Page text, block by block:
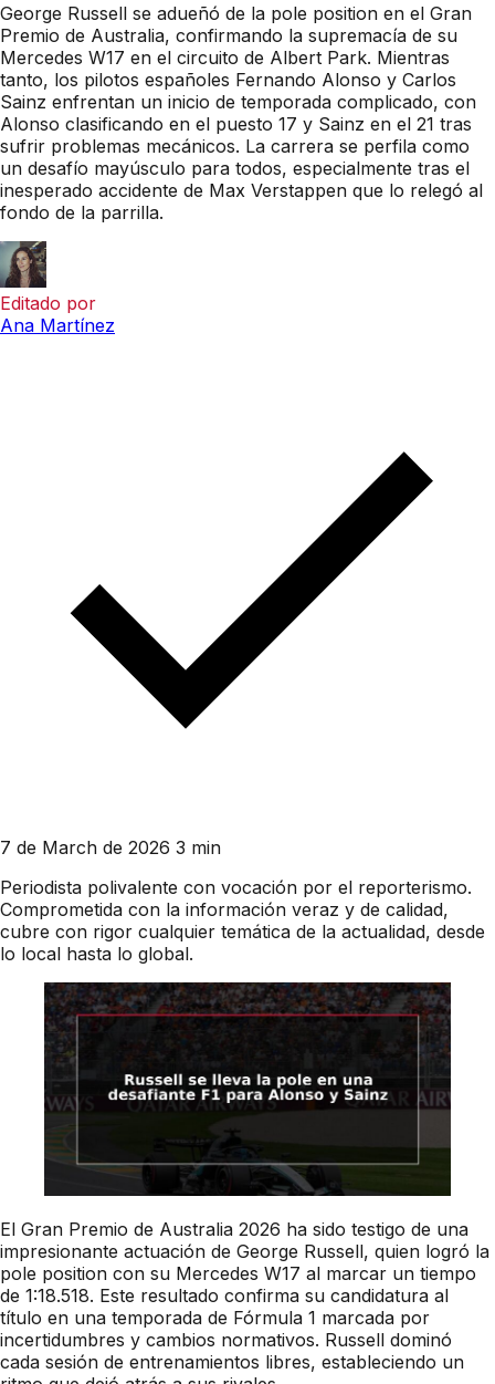
George Russell se adueñó de la pole position en el Gran
Premio de Australia, confirmando la supremacía de su
Mercedes W17 en el circuito de Albert Park. Mientras
tanto, los pilotos españoles Fernando Alonso y Carlos
Sainz enfrentan un inicio de temporada complicado, con
Alonso clasificando en el puesto 17 y Sainz en el 21 tras
sufrir problemas mecánicos. La carrera se perfila como
un desafío mayúsculo para todos, especialmente tras el
inesperado accidente de Max Verstappen que lo relegó al
fondo de la parrilla.
Editado por
Ana Martínez
7 de March de 2026 3 min
Periodista polivalente con vocación por el reporterismo.
Comprometida con la información veraz y de calidad,
cubre con rigor cualquier temática de la actualidad, desde
lo local hasta lo global.
El Gran Premio de Australia 2026 ha sido testigo de una
impresionante actuación de George Russell, quien logró la
pole position con su Mercedes W17 al marcar un tiempo
de 1:18.518. Este resultado confirma su candidatura al
título en una temporada de Fórmula 1 marcada por
incertidumbres y cambios normativos. Russell dominó
cada sesión de entrenamientos libres, estableciendo un